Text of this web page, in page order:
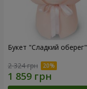
Букет "Сладкий оберег"
2 324 грн